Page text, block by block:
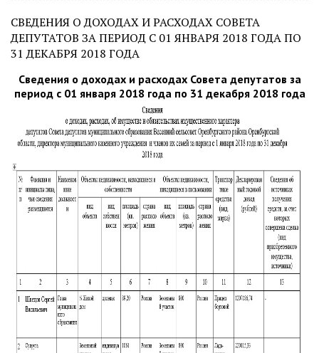
СВЕДЕНИЯ О ДОХОДАХ И РАСХОДАХ СОВЕТА
ДЕПУТАТОВ ЗА ПЕРИОД С 01 ЯНВАРЯ 2018 ГОДА ПО
31 ДЕКАБРЯ 2018 ГОДА
Сведения о доходах и расходах Совета депутатов за
период с 01 января 2018 года по 31 декабря 2018 года